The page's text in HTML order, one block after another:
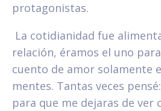
protagonistas.
La cotidianidad fue
relación, éramos el uno
cuento de amor solamente
mentes. Tantas veces
para que me dejaras de ver